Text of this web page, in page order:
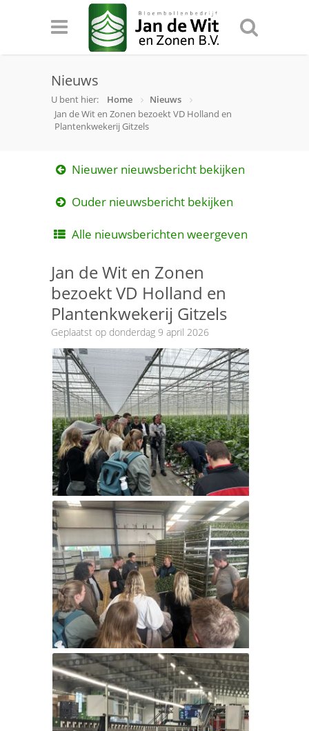
Nieuws
U bent hier: Home
Nieuws
Jan de Wit en Zonen bezoekt VD Holland en
Plantenkwekerij Gitzels
Nieuwer nieuwsbericht bekijken
Ouder nieuwsbericht bekijken
Alle nieuwsberichten weergeven
Jan de Wit en Zonen
bezoekt VD Holland en
Plantenkwekerij Gitzels
Geplaatst op donderdag 9 april 2026